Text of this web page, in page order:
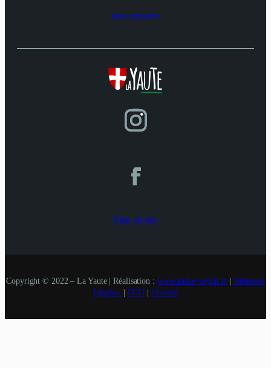
nous contacter
Plan du site
Copyright © 2022 – La Yaute | Réalisation : www.andre-veyrat.fr| Mentions
Légales.
CGU Cookies